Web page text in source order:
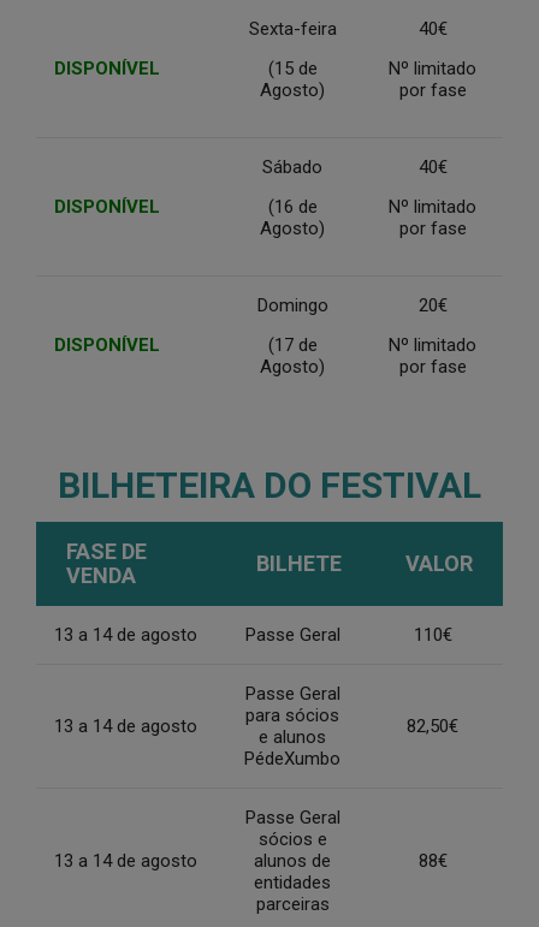
DISPONÍVEL
Sexta-feira
(15 de
Agosto)
40€
Nº limitado
por fase
DISPONÍVEL
Sábado
(16 de
Agosto)
40€
Nº limitado
por fase
DISPONÍVEL
Domingo
(17 de
Agosto)
20€
Nº limitado
por fase
BILHETEIRA DO FESTIVAL
FASE DE
VENDA
BILHETE VALOR
13 a 14 de agosto Passe Geral 110€
13 a 14 de agosto
Passe Geral
para sócios
e alunos
PédeXumbo
82,50€
13 a 14 de agosto
Passe Geral
sócios e
alunos de
entidades
parceiras
88€